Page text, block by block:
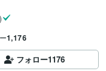
1,176
フォロー1176